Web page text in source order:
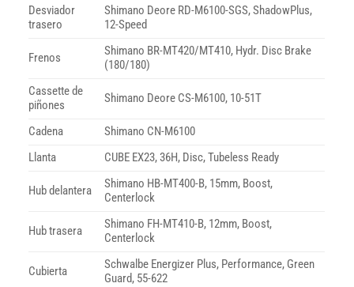
Desviador
trasero
Shimano Deore RD-M6100-SGS, ShadowPlus,
12-Speed
Frenos
Shimano BR-MT420/MT410, Hydr. Disc Brake
(180/180)
Cassette de
piñones
Shimano Deore CS-M6100, 10-51T
Cadena
Shimano CN-M6100
Llanta
CUBE EX23, 36H, Disc, Tubeless Ready
Hub delantera
Shimano HB-MT400-B, 15mm, Boost,
Centerlock
Hub trasera
Shimano FH-MT410-B, 12mm, Boost,
Centerlock
Cubierta
Schwalbe Energizer Plus, Performance, Green
Guard, 55-622